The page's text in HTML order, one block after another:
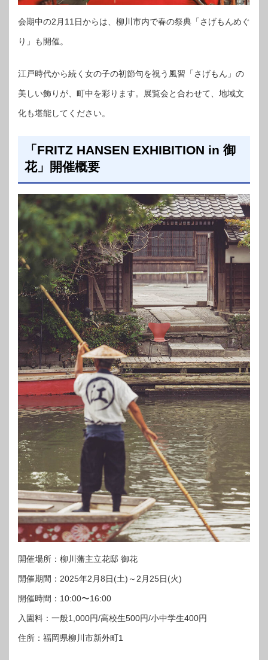
会期中の2月11日からは、柳川市内で春の祭典「さげもんめぐ
り」も開催。
江戸時代から続く女の子の初節句を祝う風習「さげもん」の
美しい飾りが、町中を彩ります。展覧会と合わせて、地域文
化も堪能してください。
「FRITZ HANSEN EXHIBITION in 御
花」開催概要
開催場所：柳川藩主立花邸 御花
開催期間：2025年2月8日(土)～2月25日(火)
開催時間：10:00〜16:00
入園料：一般1,000円/高校生500円/小中学生400円
住所：福岡県柳川市新外町1